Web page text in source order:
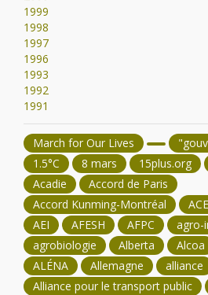
1999
1998
1997
1996
1993
1992
1991
March for Our Lives
1.5°C
8 mars 15plus.org
Acadie
Accord de Paris
Accord Kunming-Montréal
AEI
AFESH AFPC
agro-
agrobiologie
Alberta Alcoa
ALÉNA
Allemagne
alliance
Alliance pour le transport public